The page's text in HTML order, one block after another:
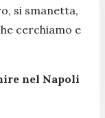
si smanetta,
cerchiamo e
nel Napoli